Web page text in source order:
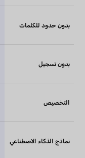
بدون حدود للكلمات
بدون تسجيل
التخصيص
نماذج الذكاء الاصطناعي